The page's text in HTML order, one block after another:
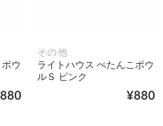
ウ
その他
ライトハウス ぺたんこボウ
ルＳ ピンク
¥880